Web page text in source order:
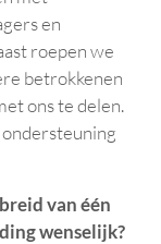
en
roepen we
betrokkenen
ons te delen.
van één
wenselijk?